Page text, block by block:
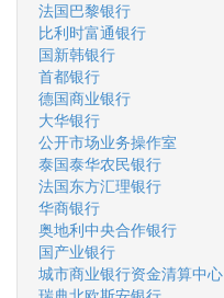
法国巴黎银行
比利时富通银行
国新韩银行
首都银行
德国商业银行
大华银行
公开市场业务操作室
泰国泰华农民银行
法国东方汇理银行
华商银行
奥地利中央合作银行
国产业银行
城市商业银行资金清算中心